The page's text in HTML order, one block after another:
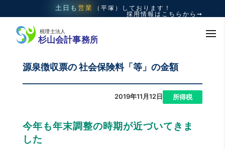
土日も 営業 （平塚）
しております！
採用情報はこちらから➞
源泉徴収票の 社会保険料「等」の金額
2019年11月12日 所得税
今年も年末調整の時期が近づいてきま
した